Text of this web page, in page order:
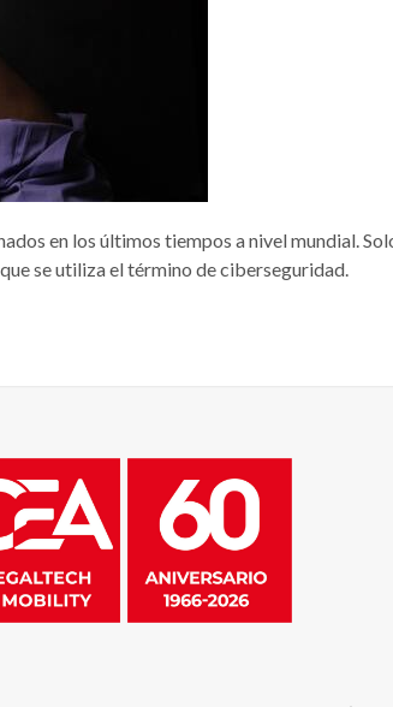
en los últimos tiempos a nivel mundial.
se utiliza el término de ciberseguridad.